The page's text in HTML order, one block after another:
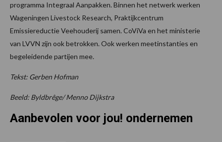
programma Integraal Aanpakken. Binnen het netwerk werken
Wageningen Livestock Research, Praktijkcentrum
Emissiereductie Veehouderij samen. CoViVa en het ministerie
van LVVN zijn ook betrokken. Ook werken meetinstanties en
begeleidende partijen mee.
Tekst: Gerben Hofman
Beeld: Byldbrêge/ Menno Dijkstra
Aanbevolen voor jou! ondernemen